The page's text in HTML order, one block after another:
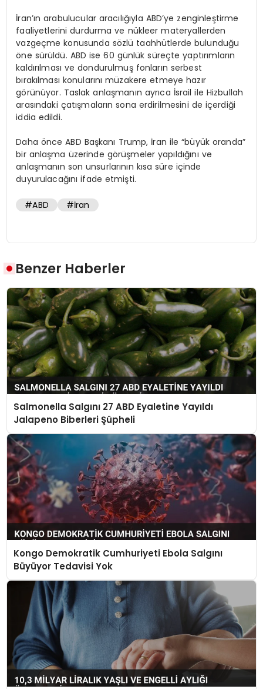
İran’ın arabulucular aracılığıyla ABD’ye zenginleştirme
faaliyetlerini durdurma ve nükleer materyallerden
vazgeçme konusunda sözlü taahhütlerde bulunduğu
öne sürüldü. ABD ise 60 günlük süreçte yaptırımların
kaldırılması ve dondurulmuş fonların serbest
bırakılması konularını müzakere etmeye hazır
görünüyor. Taslak anlaşmanın ayrıca İsrail ile Hizbullah
arasındaki çatışmaların sona erdirilmesini de içerdiği
iddia edildi.
Daha önce ABD Başkanı Trump, İran ile “büyük oranda”
bir anlaşma üzerinde görüşmeler yapıldığını ve
anlaşmanın son unsurlarının kısa süre içinde
duyurulacağını ifade etmişti.
#ABD #İran
Benzer Haberler
Salmonella Salgını 27 ABD Eyaletine Yayıldı
Jalapeno Biberleri Şüpheli
Kongo Demokratik Cumhuriyeti Ebola Salgını
Büyüyor Tedavisi Yok